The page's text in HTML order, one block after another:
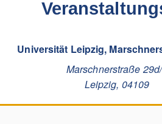
Universität Leipzig,
Marschnerstraße
Leipzig, 04109